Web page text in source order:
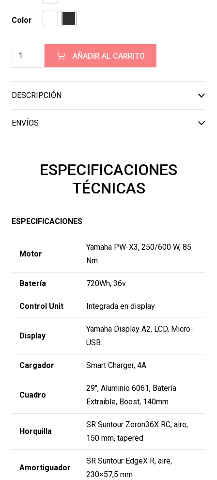
Color
cantidad
AÑADIR AL CARRITO
DESCRIPCIÓN
ENVÍOS
ESPECIFICACIONES
TÉCNICAS
ESPECIFICACIONES
Motor
Yamaha PW-X3, 250/600 W, 85
Nm
Batería 720Wh, 36v
Control Unit Integrada en display
Display
Yamaha Display A2, LCD, Micro-
USB
Cargador Smart Charger, 4A
Cuadro
29″, Aluminio 6061, Batería
Extraible, Boost, 140mm
Horquilla
SR Suntour Zeron36X RC, aire,
150 mm, tapered
Amortiguador
SR Suntour EdgeX R, aire,
230×57,5 mm